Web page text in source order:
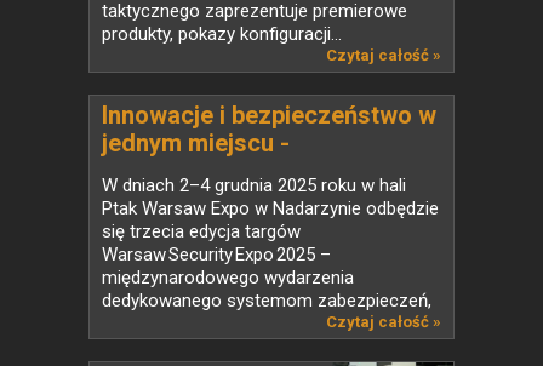
taktycznego zaprezentuje premierowe
produkty, pokazy konfiguracji...
Czytaj całość »
Innowacje i bezpieczeństwo w
jednym miejscu -
Warsaw Security Expo 2025
W dniach 2–4 grudnia 2025 roku w hali
Ptak Warsaw Expo w Nadarzynie odbędzie
się trzecia edycja targów
Warsaw Security Expo 2025 –
międzynarodowego wydarzenia
dedykowanego systemom zabezpieczeń,
Czytaj całość »